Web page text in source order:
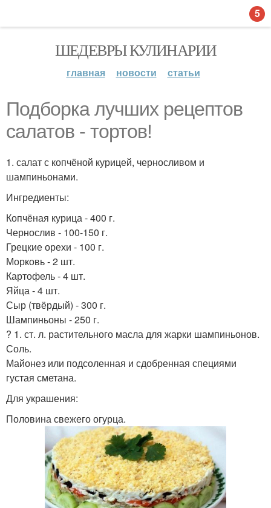
ШЕДЕВРЫ КУЛИНАРИИ
главная новости статьи
Подборка лучших рецептов
салатов - тортов!
1. салат с копчёной курицей, черносливом и
шампиньонами.
Ингредиенты:
Копчёная курица - 400 г.
Чернослив - 100-150 г.
Грецкие орехи - 100 г.
Морковь - 2 шт.
Картофель - 4 шт.
Яйца - 4 шт.
Сыр (твёрдый) - 300 г.
Шампиньоны - 250 г.
? 1. ст. л. растительного масла для жарки шампиньонов.
Соль.
Майонез или подсоленная и сдобренная специями
густая сметана.
Для украшения:
Половина свежего огурца.
5